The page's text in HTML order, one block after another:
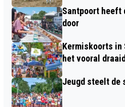
Santpoort heeft
door
Kermiskoorts in
het vooral
Jeugd steelt de